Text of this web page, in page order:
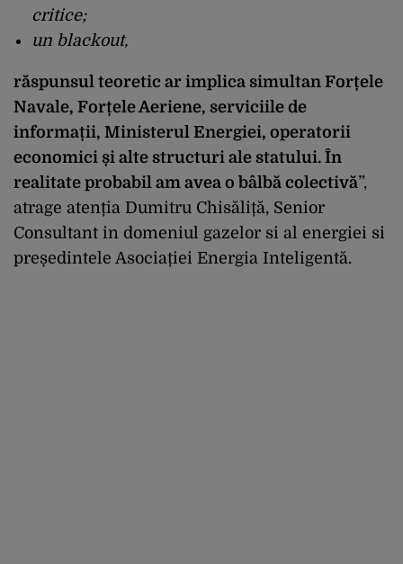
critice;
un blackout,
răspunsul teoretic ar implica simultan Forțele
Navale, Forțele Aeriene, serviciile de
informații, Ministerul Energiei, operatorii
economici și alte structuri ale statului. În
realitate probabil am avea o bâlbă colectivă”,
atrage atenția Dumitru Chisăliță, Senior
Consultant in domeniul gazelor si al energiei si
președintele Asociației Energia Inteligentă.